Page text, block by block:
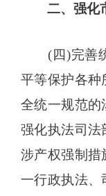
二、强化市
(四)完善统
平等保护各种
全统一规范的
强化执法司法
涉产权强制措
一行政执法、